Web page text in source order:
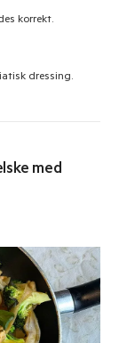
korrekt.
dressing.
med